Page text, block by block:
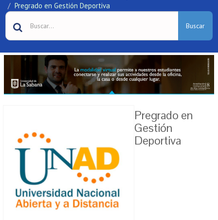
Pregrado en Gestión Deportiva
Buscar
Pregrado en
Gestión
Deportiva